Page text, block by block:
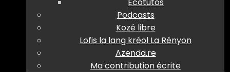
Podcasts
Kozé libre
Lofis la lang kréol La Rényon
Azenda.re
Ma contribution écrite